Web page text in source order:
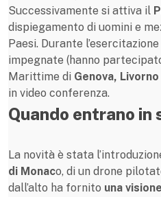
Successivamente si attiva il
dispiegamento di uomini e
Paesi. Durante
impegnate (hanno
Marittime di Genova,
in video conferenza.
Quando entrano in
La novità è stata
di Monaco, di un drone
dall’alto ha fornito una